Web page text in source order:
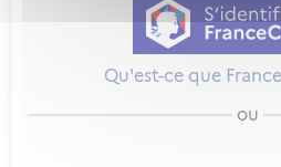
Qu'est-ce que
ou